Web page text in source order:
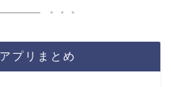
プリまとめ